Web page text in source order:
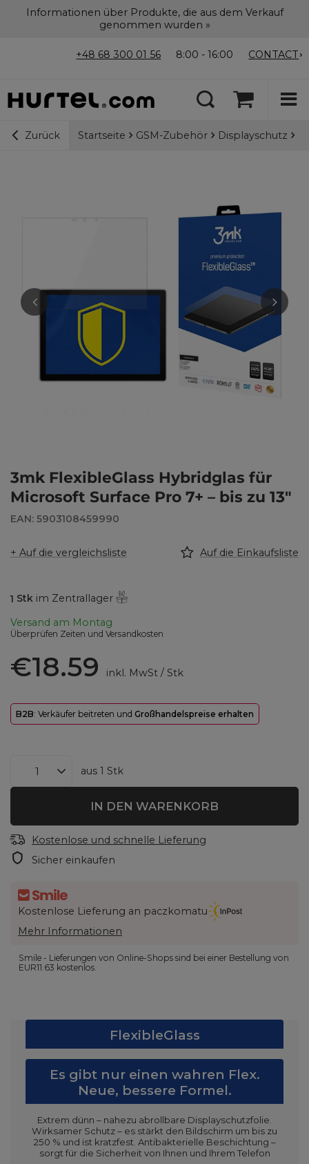
Informationen über Produkte, die aus dem Verkauf
genommen wurden »
+48 68 300 01 56 8:00 - 16:00 CONTACT
Zurück Startseite GSM-Zubehör Displayschutz
3mk FlexibleGlass Hybridglas für
Microsoft Surface Pro 7+ – bis zu 13"
EAN: 5903108459990
+ Auf die vergleichsliste Auf die Einkaufsliste
1 Stk im Zentrallager
Versand am Montag
Überprüfen Zeiten und Versandkosten
€18.59 inkl. MwSt/ Stk
B2B: Verkäufer beitreten und Großhandelspreise erhalten
aus 1 Stk
IN DEN WARENKORB
Kostenlose und schnelle Lieferung
Sicher einkaufen
Kostenlose Lieferung an paczkomatu
Mehr Informationen
Smile - Lieferungen von Online-Shops sind bei einer Bestellung von
EUR11.63 kostenlos.
FlexibleGlass
Es gibt nur einen wahren Flex.
Neue, bessere Formel.
Extrem dünn – nahezu abrollbare Displayschutzfolie.
Wirksamer Schutz – es stärkt den Bildschirm um bis zu
250 % und ist kratzfest. Antibakterielle Beschichtung –
sorgt für die Sicherheit von Ihnen und Ihrem Telefon